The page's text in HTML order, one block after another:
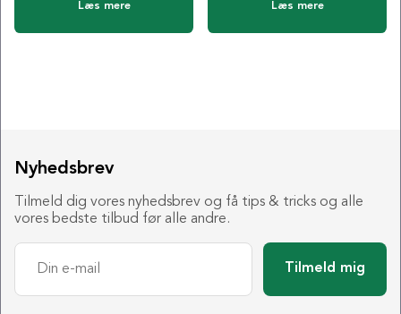
Læs mere Læs mere
Nyhedsbrev
Tilmeld dig vores nyhedsbrev og få tips & tricks og alle
vores bedste tilbud før alle andre.
Tilmeld mig